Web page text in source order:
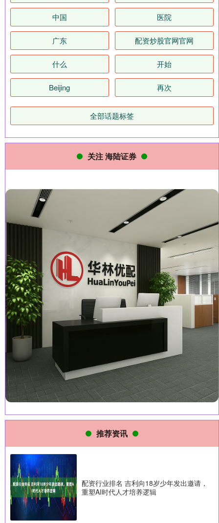
中国 医院
广东 配资炒股官网官网
什么 开始
Beijing 再次
全部话题标签
关注 海陆证券
推荐资讯
配资行业排名 吉利向18岁少年发出邀请，
重塑AI时代人才培养逻辑